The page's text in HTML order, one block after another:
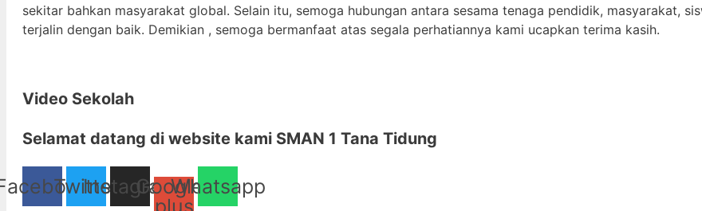
sekitar bahkan masyarakat global. Selain itu, semoga hubungan antara sesama tenaga pendidik, masyarakat,
terjalin dengan baik. Demikian , semoga bermanfaat atas segala perhatiannya kami ucapkan terima kasih.
Video Sekolah
Selamat datang di website kami SMAN 1 Tana Tidung
Twitter
Instagram
Google-
plus
Whatsapp